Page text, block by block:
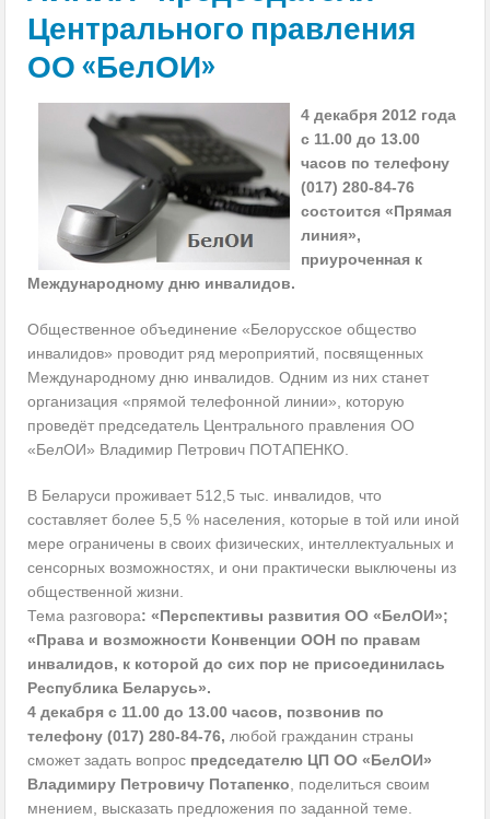
Центрального правления
ОО «БелОИ»
4 декабря 2012 года
с 11.00 до 13.00
часов по телефону
(017) 280-84-76
состоится «Прямая
линия»,
приуроченная к
Международному дню инвалидов.
Общественное объединение «Белорусское общество
инвалидов» проводит ряд мероприятий, посвященных
Международному дню инвалидов. Одним из них станет
организация «прямой телефонной линии», которую
проведёт председатель Центрального правления ОО
«БелОИ» Владимир Петрович ПОТАПЕНКО.
В Беларуси проживает 512,5 тыс. инвалидов, что
составляет более 5,5 % населения, которые в той или иной
мере ограничены в своих физических, интеллектуальных и
сенсорных возможностях, и они практически выключены из
общественной жизни.
Тема разговора: «Перспективы развития ОО «БелОИ»;
«Права и возможности Конвенции ООН по правам
инвалидов, к которой до сих пор не присоединилась
Республика Беларусь».
4 декабря с 11.00 до 13.00 часов, позвонив по
телефону (017) 280-84-76, любой гражданин страны
сможет задать вопрос председателю ЦП ОО «БелОИ»
Владимиру Петровичу Потапенко, поделиться своим
мнением, высказать предложения по заданной теме.